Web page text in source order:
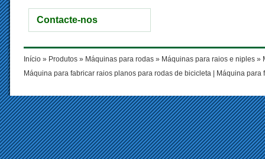
Contacte-nos
Início » Produtos » Máquinas para rodas » Máquinas para raios e niples »
Máquina para fabricar raios planos para rodas de bicicleta
Máquina para